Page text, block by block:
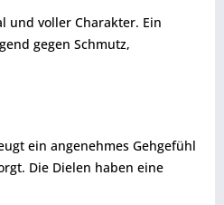
und voller Charakter. Ein
gegen Schmutz,
ein angenehmes Gehgefühl
Die Dielen haben eine